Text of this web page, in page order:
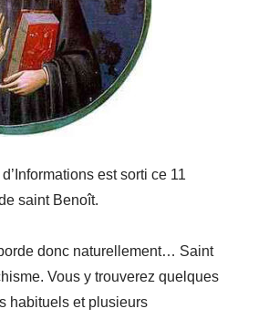
est sorti ce 11
saint Benoît.
donc naturellement… Saint
Vous y trouverez quelques
habituels et plusieurs